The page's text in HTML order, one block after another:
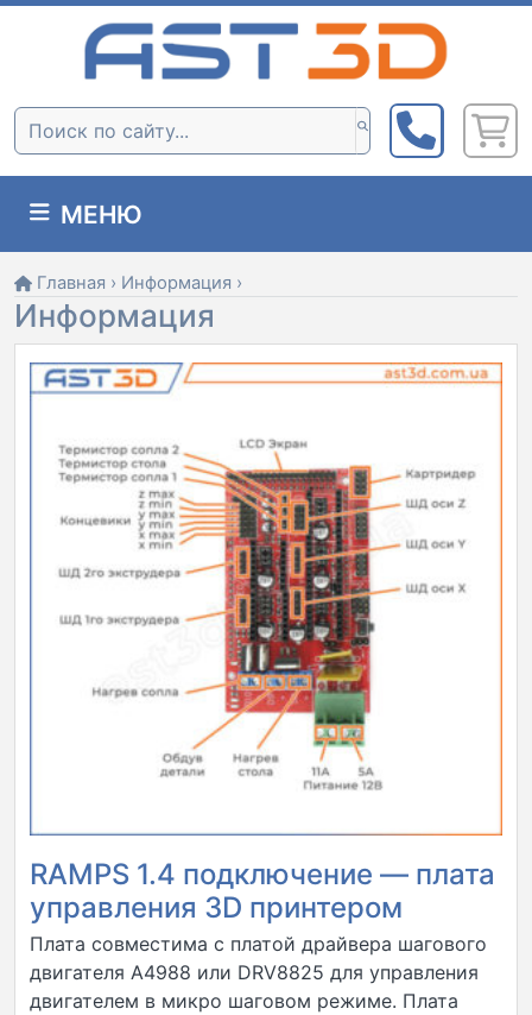
Skip
Поиск:
МЕНЮ
Главная › Информация ›
Информация
RAMPS 1.4 подключение — плата
управления 3D принтером
Плата совместима с платой драйвера шагового
двигателя А4988 или DRV8825 для управления
двигателем в микро шаговом режиме. Плата